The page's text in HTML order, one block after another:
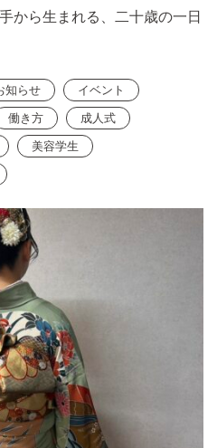
から生まれる、二十歳の一日
知らせ イベント
働き方 成人式
美容学生